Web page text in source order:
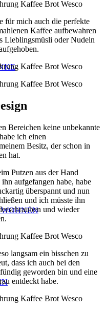
für mich auch die perfekte
Kaffee aufbewahren
Lieblingsmüsli oder Nudeln
Bereichen keine unbekannte
ich einen
Besitz, der schon in
hat.
Putzen aus der Hand
aufgefangen habe, habe
überspannt und nun
und ich müsste ihn
und wieder
langsam ein bisschen zu
dass ich auch bei den
geworden bin und eine
entdeckt habe.